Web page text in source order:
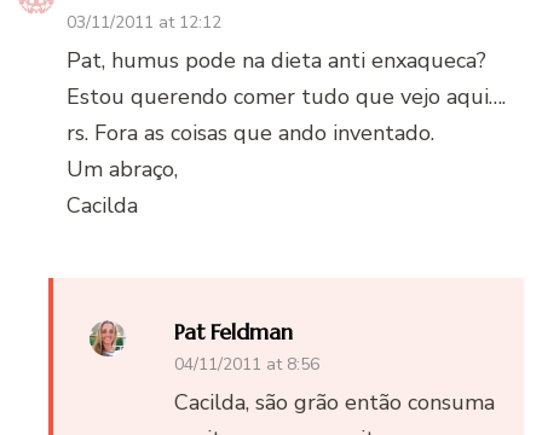
03/11/2011 at 12:12
Pat, humus pode na dieta anti enxaqueca?
Estou querendo comer tudo que vejo aqui….
rs. Fora as coisas que ando inventado.
Um abraço,
Cacilda
Pat Feldman
04/11/2011 at 8:56
Cacilda, são grão então consuma